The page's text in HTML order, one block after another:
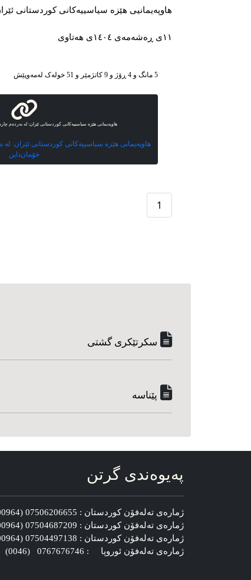
هاوپەیمانیی هێزە سیاسییەکانی کوردستانی
١١ی ڕەشەمەی ١٤٠٤ی هەتاوی
5 مانگ و 4 ڕۆژ و 9 کاتژمێر و 51 خوله‌ک له‌مه‌وپێش‌
هاوپەیمانی هێزە سیاسییەکانی کوردستانی ئێران: لە بەردەم
هاوپەیمانی هێزە سیاسییەکانی کوردستانی ئێران:
خۆمان‌داین
1
سکرتێکری گشتی
پێناسه‌
په‌یوه‌ندی گرتن
ژماره‌ی ته‌له‌فۆن کوردستان : 07506206655 (00964)
ژماره‌ی ته‌له‌فۆن کوردستان : 07504687209 (00964)
ژماره‌ی ته‌له‌فۆن کوردستان : 07504497138 (00964)
ژماره‌ی ته‌له‌فۆن ئوروپا : 0767676746 (0046)